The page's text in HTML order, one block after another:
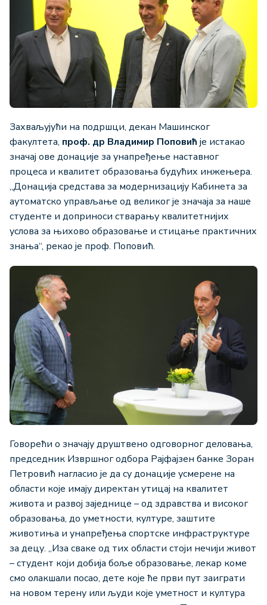
Захваљујући на подршци, декан Машинског
факултета, проф. др Владимир Поповић је истакао
значај ове донације за унапређење наставног
процеса и квалитет образовања будућих инжењера.
„Донација средстава за модернизацију Кабинета за
аутоматско управљање од великог је значаја за наше
студенте и доприноси стварању квалитетнијих
услова за њихово образовање и стицање практичних
знања“, рекао је проф. Поповић.
Говорећи о значају друштвено одговорног деловања,
председник Извршног одбора Рајфајзен банке Зоран
Петровић нагласио је да су донације усмерене на
области које имају директан утицај на квалитет
живота и развој заједнице – од здравства и високог
образовања, до уметности, културе, заштите
животиња и унапређења спортске инфраструктуре
за децу. „Иза сваке од тих области стоји нечији живот
– студент који добија боље образовање, лекар коме
смо олакшали посао, дете које ће први пут заиграти
на новом терену или људи које уметност и култура